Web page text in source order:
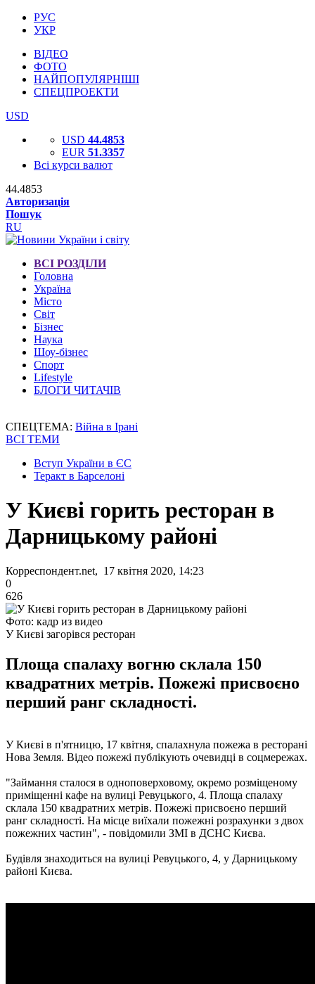
РУС
УКР
ВІДЕО
ФОТО
НАЙПОПУЛЯРНІШІ
СПЕЦПРОЕКТИ
USD
USD 44.4853
EUR 51.3357
Всі курси валют
44.4853
Авторизація
Пошук
RU
ВСІ РОЗДІЛИ
Головна
Україна
Місто
Світ
Бізнес
Наука
Шоу-бізнес
Спорт
Lifestyle
БЛОГИ ЧИТАЧІВ
СПЕЦТЕМА: Війна в Ірані
ВСІ ТЕМИ
Вступ України в ЄС
Теракт в Барселоні
У Києві горить ресторан в
Дарницькому районі
Корреспондент.net, 17 квітня 2020, 14:23
0
626
Фото: кадр из видео
У Києві загорівся ресторан
Площа спалаху вогню склала 150
квадратних метрів. Пожежі присвоєно
перший ранг складності.
У Києві в п'ятницю, 17 квітня, спалахнула пожежа в ресторані
Нова Земля. Відео пожежі публікують очевидці в соцмережах.
"Займання сталося в одноповерховому, окремо розміщеному
приміщенні кафе на вулиці Ревуцького, 4. Площа спалаху
склала 150 квадратних метрів. Пожежі присвоєно перший
ранг складності. На місце виїхали пожежні розрахунки з двох
пожежних частин", - повідомили ЗМІ в ДСНС Києва.
Будівля знаходиться на вулиці Ревуцького, 4, у Дарницькому
районі Києва.